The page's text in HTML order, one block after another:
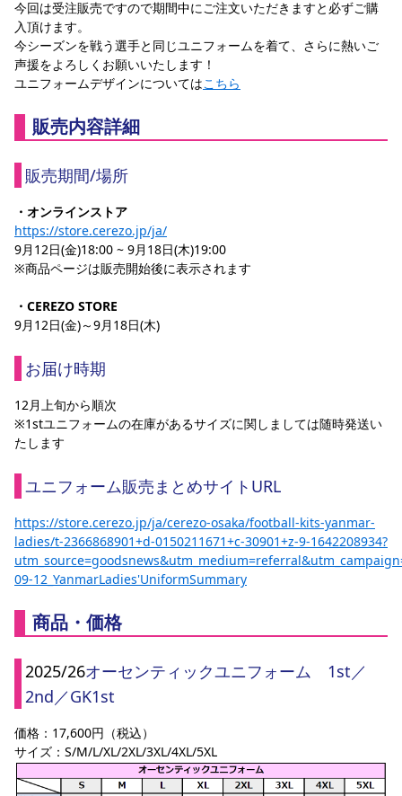
今回は受注販売ですので期間中にご注文いただきますと必ずご購
入頂けます。
今シーズンを戦う選手と同じユニフォームを着て、さらに熱いご
声援をよろしくお願いいたします！
ユニフォームデザインについてはこちら
販売内容詳細
販売期間/場所
・オンラインストア
https://store.cerezo.jp/ja/
9月12日(金)18:00 ~ 9月18日(木)19:00
※商品ページは販売開始後に表示されます
・CEREZO STORE
9月12日(金)～9月18日(木)
お届け時期
12月上旬から順次
※1stユニフォームの在庫があるサイズに関しましては随時発送い
たします
ユニフォーム販売まとめサイトURL
https://store.cerezo.jp/ja/cerezo-osaka/football-kits-yanmar-
ladies/t-2366868901+d-0150211671+c-30901+z-9-1642208934?
09-12_YanmarLadies'UniformSummary
商品・価格
2025/26オーセンティックユニフォーム　1st／
2nd／GK1st
価格：17,600円（税込）
サイズ：S/M/L/XL/2XL/3XL/4XL/5XL